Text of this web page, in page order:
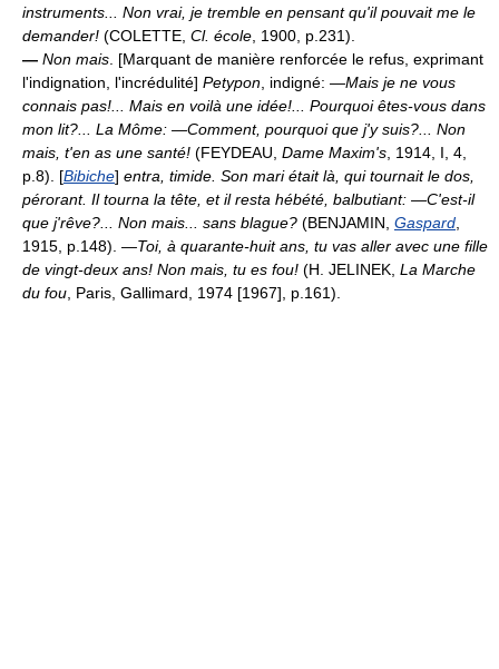
instruments... Non vrai, je tremble en pensant qu'il pouvait me le
demander! (COLETTE, Cl. école , 1900, p.231).
— Non mais . [Marquant de manière renforcée le refus, exprimant
l'indignation, l'incrédulité] Petypon , indigné: —Mais je ne vous
connais pas!... Mais en voilà une idée!... Pourquoi êtes-vous dans
mon lit?... La Môme: —Comment, pourquoi que j'y suis?... Non
mais, t'en as une santé! (FEYDEAU, Dame Maxim's , 1914, I, 4,
p.8). [Bibiche] entra, timide. Son mari était là, qui tournait le dos,
pérorant. Il tourna la tête, et il resta hébété, balbutiant: —C'est-il
que j'rêve?... Non mais... sans blague? (BENJAMIN, Gaspard
1915, p.148). —Toi, à quarante-huit ans, tu vas aller avec une fille
de vingt-deux ans! Non mais, tu es fou! (H. JELINEK, La Marche
du fou , Paris, Gallimard, 1974 [1967], p.161).